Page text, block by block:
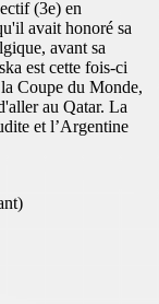
(3e) en
avait honoré sa
avant sa
est cette fois-ci
Coupe du Monde,
au Qatar. La
et l’Argentine